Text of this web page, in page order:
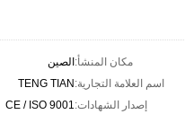
مكان المنشأ:الصين
اسم العلامة التجارية:TENG TIAN
إصدار الشهادات:CE / ISO 9001